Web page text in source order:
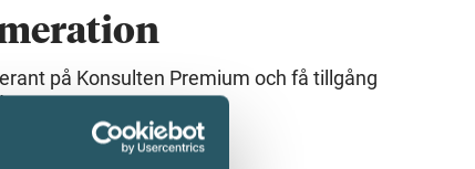
på Konsulten Premium och få tillgång